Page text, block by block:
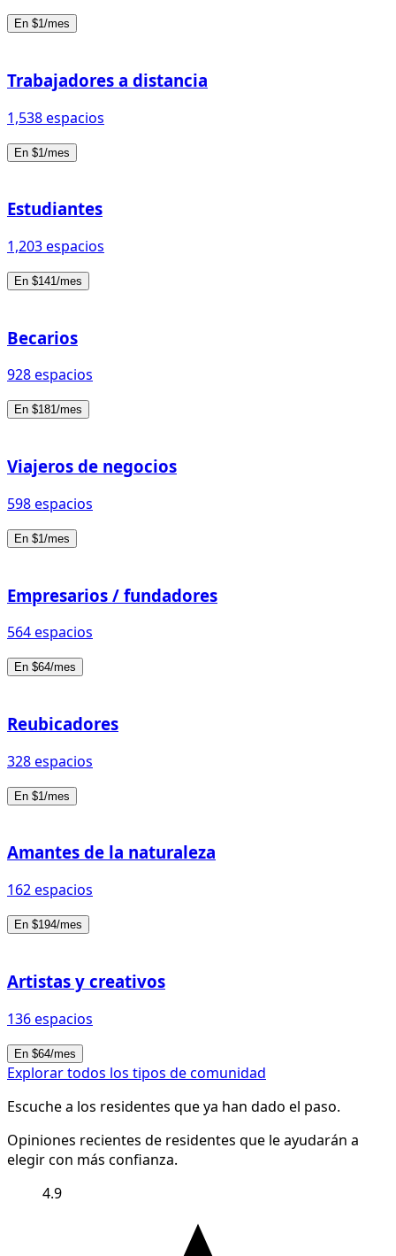
En $1/mes
Trabajadores a distancia
1,538 espacios
En $1/mes
Estudiantes
1,203 espacios
En $141/mes
Becarios
928 espacios
En $181/mes
Viajeros de negocios
598 espacios
En $1/mes
Empresarios / fundadores
564 espacios
En $64/mes
Reubicadores
328 espacios
En $1/mes
Amantes de la naturaleza
162 espacios
En $194/mes
Artistas y creativos
136 espacios
En $64/mes
Explorar todos los tipos de comunidad
Escuche a los residentes que ya han dado el paso.
Opiniones recientes de residentes que le ayudarán a
elegir con más confianza.
4.9